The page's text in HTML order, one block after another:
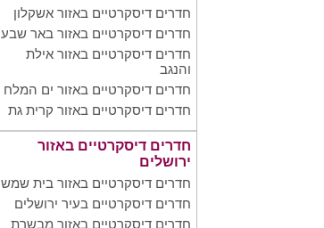
חדרים דיסקרטיים באזור אשקלון
חדרים דיסקרטיים באזור באר שבע
חדרים דיסקרטיים באזור אילת
והנגב
חדרים דיסקרטיים באזור ים המלח
חדרים דיסקרטיים באזור קרית גת
חדרים דיסקרטיים באזור
ירושלים
חדרים דיסקרטיים באזור בית שמש
חדרים דיסקרטיים בעיר ירושלים
חדרים דיסקרטיים באזור מבשרת